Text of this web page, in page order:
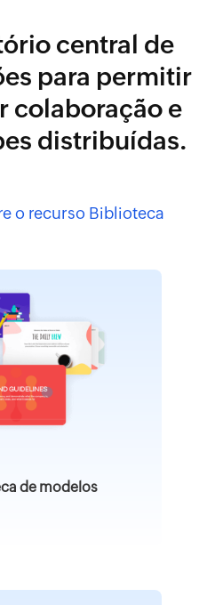
central de
para permitir
colaboração e
distribuídas.
o recurso Biblioteca
de modelos